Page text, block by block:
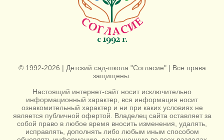
© 1992-2026 | Детский сад-школа "Согласие" | Все права
защищены.
Настоящий интернет-сайт носит исключительно
информационный характер, вся информация носит
ознакомительный характер и ни при каких условиях не
является публичной офертой. Владелец сайта оставляет за
собой право в любое время вносить изменения, удалять,
исправлять, дополнять либо любым иным способом